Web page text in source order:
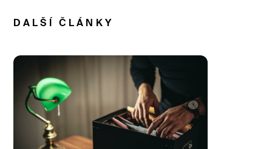
DALŠÍ ČLÁNKY